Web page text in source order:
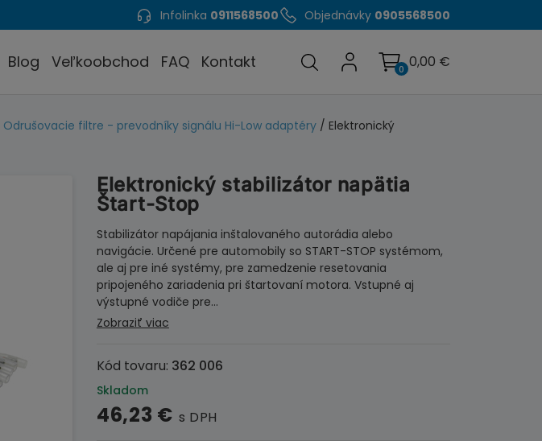
Infolinka 0911568500 Objednávky 0905568500
Blog Veľkoobchod FAQ Kontakt 0 0,00 €
Odrušovacie filtre - prevodníky signálu Hi-Low adaptéry / Elektronický
Elektronický stabilizátor napätia
Štart-Stop
Stabilizátor napájania inštalovaného autorádia alebo
navigácie. Určené pre automobily so START-STOP systémom,
ale aj pre iné systémy, pre zamedzenie resetovania
pripojeného zariadenia pri štartovaní motora. Vstupné aj
výstupné vodiče pre…
Zobraziť viac
Kód tovaru: 362 006
Skladom
46,23 € s DPH